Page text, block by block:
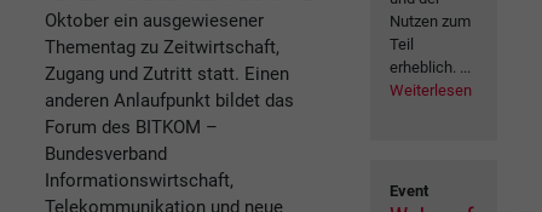
Oktober ein ausgewiesener
Thementag zu Zeitwirtschaft,
Zugang und Zutritt statt. Einen
anderen Anlaufpunkt bildet das
Forum des BITKOM –
Bundesverband
Informationswirtschaft,
Telekommunikation und neue
Nutzen zum
Teil
erheblich. ...
Weiterlesen
Event